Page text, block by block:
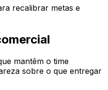
recalibrar metas e
mantêm o time
sobre o que entregar